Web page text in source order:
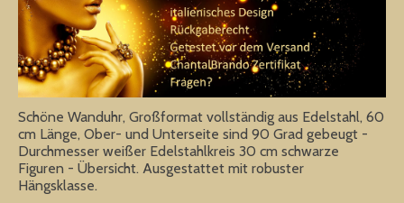
Schöne Wanduhr, Großformat vollständig aus Edelstahl, 60
cm Länge, Ober- und Unterseite sind 90 Grad gebeugt -
Durchmesser weißer Edelstahlkreis 30 cm schwarze
Figuren - Übersicht. Ausgestattet mit robuster
Hängsklasse.